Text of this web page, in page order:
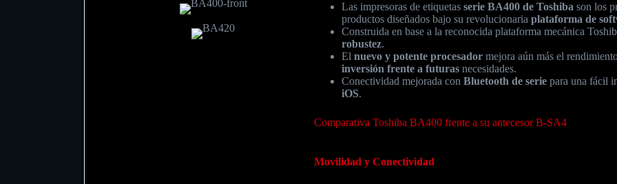
Las impresoras de etiquetas serie BA400 de Toshiba son los
productos diseñados bajo su revolucionaria plataforma de
Construida en base a la reconocida plataforma mecánica
robustez.
El nuevo y potente procesador mejora aún más el
inversión frente a futuras necesidades.
Conectividad mejorada con Bluetooth de serie para una fácil
iOS.
Comparativa Toshiba BA400 frente a su antecesor B-SA4
Movilidad y Conectividad